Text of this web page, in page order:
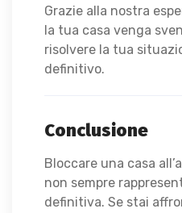
Grazie alla nostra
la tua casa venga
risolvere la tua
definitivo.
Conclusione
Bloccare una casa
non sempre
definitiva. Se stai